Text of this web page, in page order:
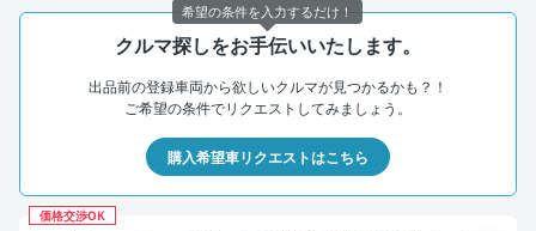
クルマ探しをお手伝いいたします。
出品前の登録車両から欲しいクルマが見つかるかも？！
ご希望の条件でリクエストしてみましょう。
購入希望車リクエストはこちら
価格交渉OK
希望の条件を入力するだけ！